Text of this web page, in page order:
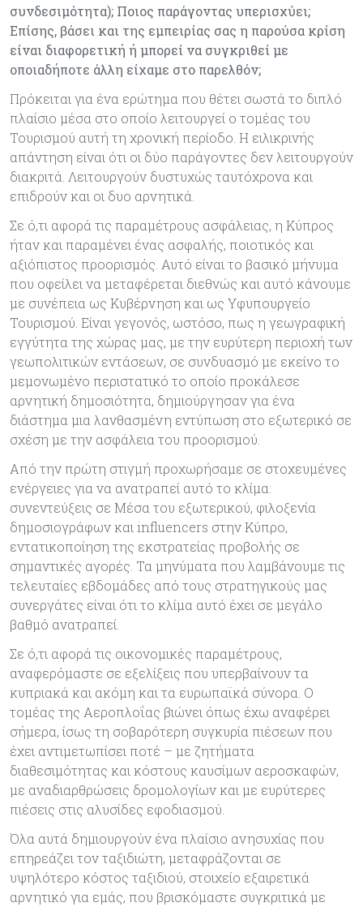
συνδεσιμότητα); Ποιος παράγοντας υπερισχύει;
Επίσης, βάσει και της εμπειρίας σας η παρούσα κρίση
είναι διαφορετική ή μπορεί να συγκριθεί με
οποιαδήποτε άλλη είχαμε στο παρελθόν;
Πρόκειται για ένα ερώτημα που θέτει σωστά το διπλό
πλαίσιο μέσα στο οποίο λειτουργεί ο τομέας του
Τουρισμού αυτή τη χρονική περίοδο. Η ειλικρινής
απάντηση είναι ότι οι δύο παράγοντες δεν λειτουργούν
διακριτά. Λειτουργούν δυστυχώς ταυτόχρονα και
επιδρούν και οι δυο αρνητικά.
Σε ό,τι αφορά τις παραμέτρους ασφάλειας, η Κύπρος
ήταν και παραμένει ένας ασφαλής, ποιοτικός και
αξιόπιστος προορισμός. Αυτό είναι το βασικό μήνυμα
που οφείλει να μεταφέρεται διεθνώς και αυτό κάνουμε
με συνέπεια ως Κυβέρνηση και ως Υφυπουργείο
Τουρισμού. Είναι γεγονός, ωστόσο, πως η γεωγραφική
εγγύτητα της χώρας μας, με την ευρύτερη περιοχή των
γεωπολιτικών εντάσεων, σε συνδυασμό με εκείνο το
μεμονωμένο περιστατικό το οποίο προκάλεσε
αρνητική δημοσιότητα, δημιούργησαν για ένα
διάστημα μια λανθασμένη εντύπωση στο εξωτερικό σε
σχέση με την ασφάλεια του προορισμού.
Από την πρώτη στιγμή προχωρήσαμε σε στοχευμένες
ενέργειες για να ανατραπεί αυτό το κλίμα:
συνεντεύξεις σε Μέσα του εξωτερικού, φιλοξενία
δημοσιογράφων και influencers στην Κύπρο,
εντατικοποίηση της εκστρατείας προβολής σε
σημαντικές αγορές. Τα μηνύματα που λαμβάνουμε τις
τελευταίες εβδομάδες από τους στρατηγικούς μας
συνεργάτες είναι ότι το κλίμα αυτό έχει σε μεγάλο
βαθμό ανατραπεί.
Σε ό,τι αφορά τις οικονομικές παραμέτρους,
αναφερόμαστε σε εξελίξεις που υπερβαίνουν τα
κυπριακά και ακόμη και τα ευρωπαϊκά σύνορα. Ο
τομέας της Αεροπλοΐας βιώνει όπως έχω αναφέρει
σήμερα, ίσως τη σοβαρότερη συγκυρία πιέσεων που
έχει αντιμετωπίσει ποτέ – με ζητήματα
διαθεσιμότητας και κόστους καυσίμων αεροσκαφών,
με αναδιαρθρώσεις δρομολογίων και με ευρύτερες
πιέσεις στις αλυσίδες εφοδιασμού.
Όλα αυτά δημιουργούν ένα πλαίσιο ανησυχίας που
επηρεάζει τον ταξιδιώτη, μεταφράζονται σε
υψηλότερο κόστος ταξιδιού, στοιχείο εξαιρετικά
αρνητικό για εμάς, που βρισκόμαστε συγκριτικά με